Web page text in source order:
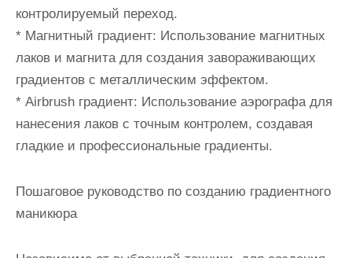
контролируемый переход.
* Магнитный градиент: Использование магнитных
лаков и магнита для создания завораживающих
градиентов с металлическим эффектом.
* Airbrush градиент: Использование аэрографа для
нанесения лаков с точным контролем, создавая
гладкие и профессиональные градиенты.
Пошаговое руководство по созданию градиентного
маникюра